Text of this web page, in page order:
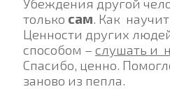
только сам . Как
Ценности других
способом – слушать и
Спасибо, ценно.
заново из пепла.